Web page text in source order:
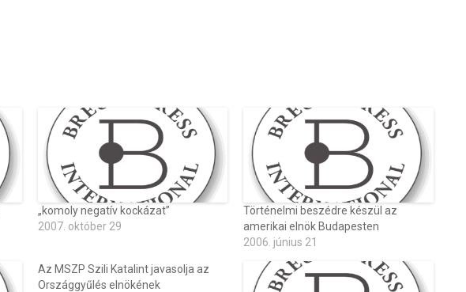
„komoly negatív kockázat”
2007. október 29
Történelmi beszédre készül az
amerikai elnök Budapesten
2006. június 21
Az MSZP Szili Katalint javasolja az
Országgyűlés elnökének